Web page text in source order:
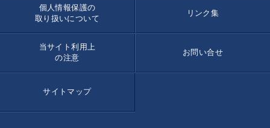
個人情報保護の
取り扱いについて
リンク集
当サイト利用上
の注意
お問い合せ
サイトマップ